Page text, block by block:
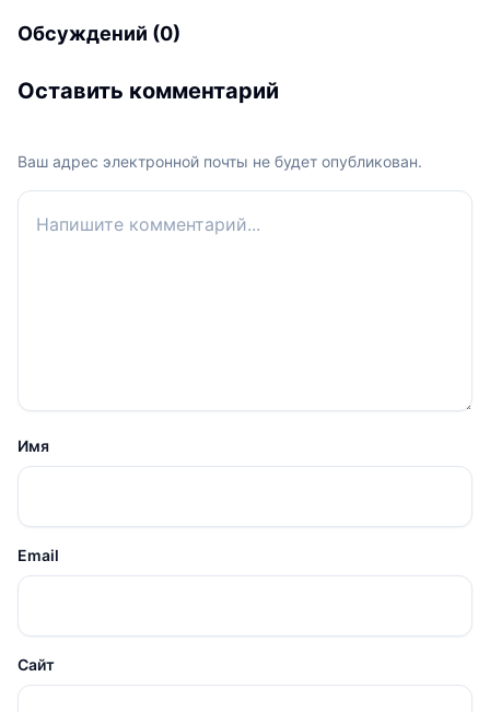
Обсуждений (0)
Оставить комментарий
Ваш адрес электронной почты не будет опубликован.
Ваш комментарий
Имя
Email
Сайт